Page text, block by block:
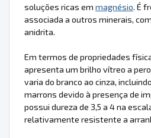
soluções ricas em magnésio. É
associada a outros minerais,
anidrita.
Em termos de propriedades
apresenta um brilho vítreo a
varia do branco ao cinza,
marrons devido à presença de
possui dureza de 3,5 a 4 na
relativamente resistente a